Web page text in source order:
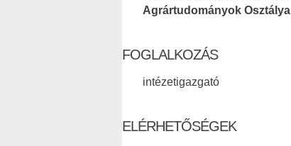
Agrártudományok Osztálya
FOGLALKOZÁS
intézetigazgató
ELÉRHETŐSÉGEK